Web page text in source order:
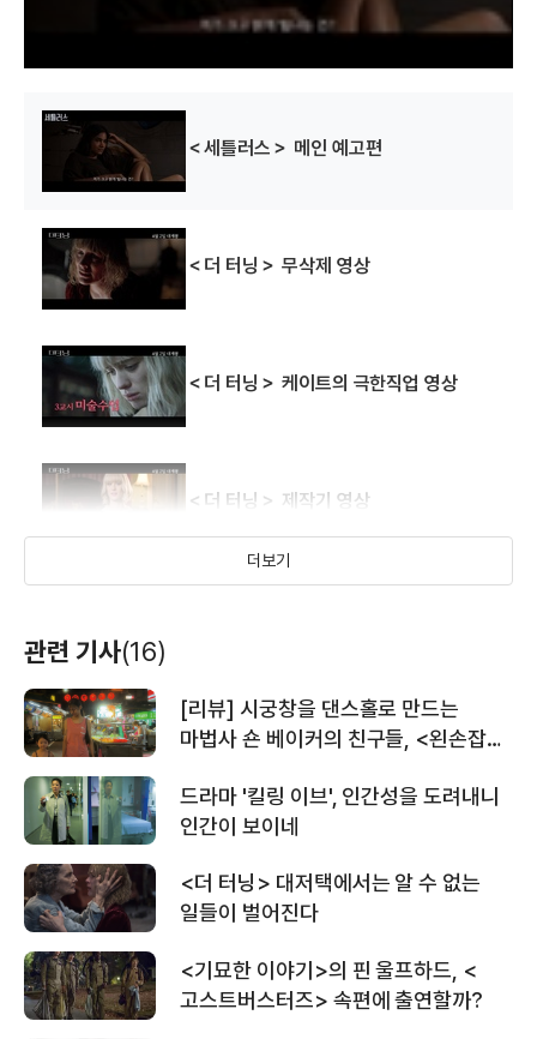
＜세틀러스＞ 메인 예고편
＜더 터닝＞ 무삭제 영상
＜더 터닝＞ 케이트의 극한직업 영상
＜더 터닝＞ 제작기 영상
＜더 터닝＞ 런칭 예고편
＜플로리다 프로젝트＞김고은의 러블리
＜플로리다 프로젝트＞김향기의
어드벤처 투어 예고편
더보기
관련 기사(16)
[리뷰] 시궁창을 댄스홀로 만드는
마법사 숀 베이커의 친구들, <왼손잡이
드라마 '킬링 이브', 인간성을 도려내니
인간이 보이네
<더 터닝> 대저택에서는 알 수 없는
일들이 벌어진다
<기묘한 이야기>의 핀 울프하드, <
고스트버스터즈> 속편에 출연할까?